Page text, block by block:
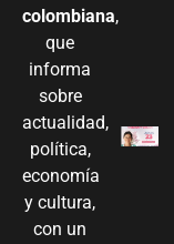
colombiana,
que
informa
sobre
actualidad,
política,
economía
y cultura,
con un